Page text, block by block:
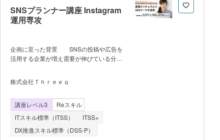
る 自ら課題を設定し、自走することが
できる 【学習内容】 ✔ 生成
AI の活用 ・文章生成・要約、データ
化 ・相関分析、回帰分析、統計的仮説
検定 ✔ 機械学習 ・データの前処
ィープラーニング ・ニューラルネット
語処理
SNSプランナー講座 Instagram
運用専攻
企画に至った背景 SNSの投稿や広告を
活用する企業が増え需要が伸びている分野
ィングを専門的に学んだ人が少なく、手探
りで行われているのが現状です。しかし手
も多く、SNSの投稿も、広告も、日々運用
するといった性質の業務分野であるため、
マーケティングと各SNSの仕組み、分析の
見方を体系的に学んだ方がスムーズにうま
株式会社Ｔｈｒｅｅｑ
講座レベル3
Reスキル
ITスキル標準（ITSS）
ITSS+
DX推進スキル標準（DSS-P）